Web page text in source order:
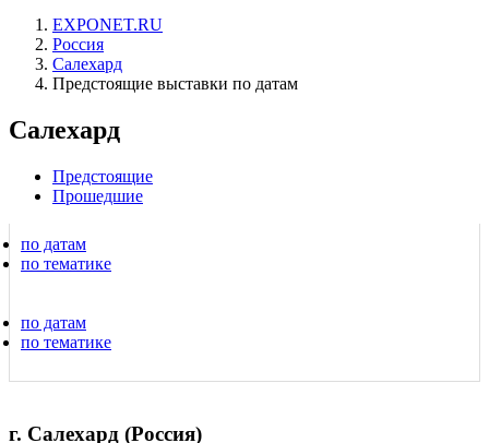
EXPONET.RU
Россия
Салехард
Предстоящие выставки по датам
Салехард
Предстоящие
Прошедшие
по датам
по тематике
по датам
по тематике
г. Салехард (Россия)